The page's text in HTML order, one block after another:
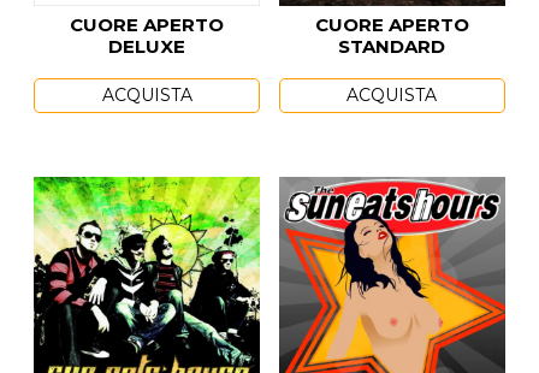
CUORE APERTO
DELUXE
ACQUISTA
CUORE APERTO
STANDARD
ACQUISTA